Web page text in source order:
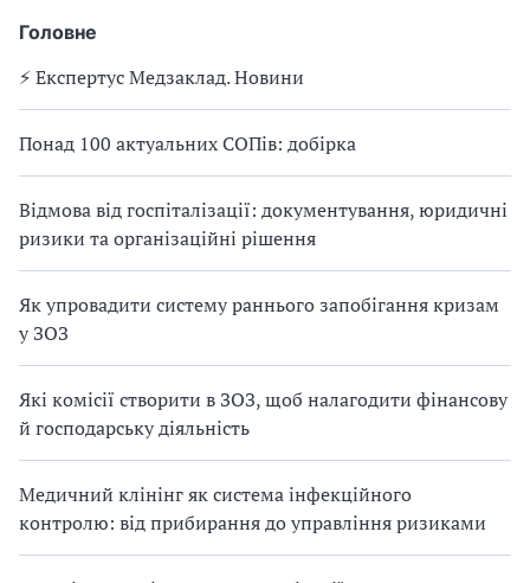
Головне
⚡️ Експертус Медзаклад. Новини
Понад 100 актуальних СОПів: добірка
Відмова від госпіталізації: документування, юридичні
ризики та організаційні рішення
Як упровадити систему раннього запобігання кризам
у ЗОЗ
Які комісії створити в ЗОЗ, щоб налагодити фінансову
й господарську діяльність
Медичний клінінг як система інфекційного
контролю: від прибирання до управління ризиками